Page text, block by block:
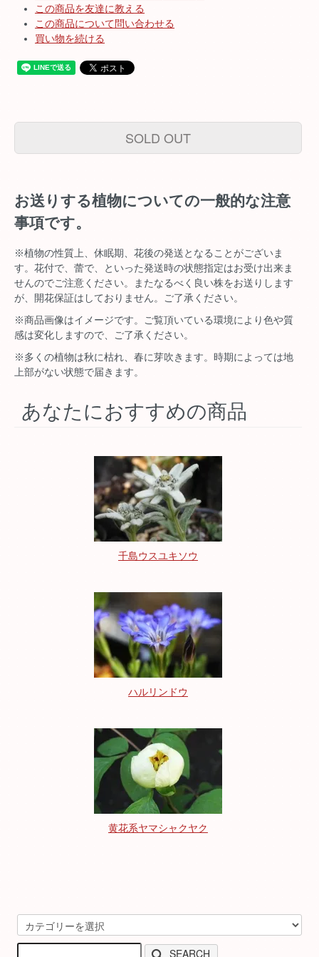
この商品を友達に教える
この商品について問い合わせる
買い物を続ける
SOLD OUT
お送りする植物についての一般的な注意
事項です。
※植物の性質上、休眠期、花後の発送となることがございま
す。花付で、蕾で、といった発送時の状態指定はお受け出来ま
せんのでご注意ください。またなるべく良い株をお送りします
が、開花保証はしておりません。ご了承ください。
※商品画像はイメージです。ご覧頂いている環境により色や質
感は変化しますので、ご了承ください。
※多くの植物は秋に枯れ、春に芽吹きます。時期によっては地
上部がない状態で届きます。
あなたにおすすめの商品
千島ウスユキソウ
ハルリンドウ
黄花系ヤマシャクヤク
SEARCH